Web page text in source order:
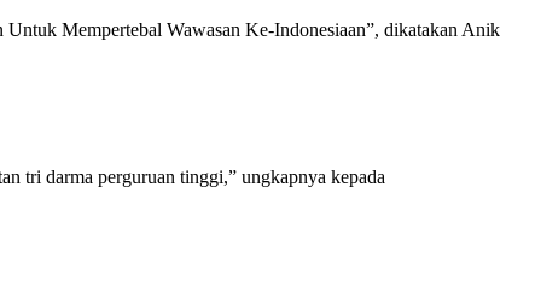
Mempertebal Wawasan Ke-Indonesiaan”, dikatakan Anik
tri darma perguruan tinggi,” ungkapnya kepada